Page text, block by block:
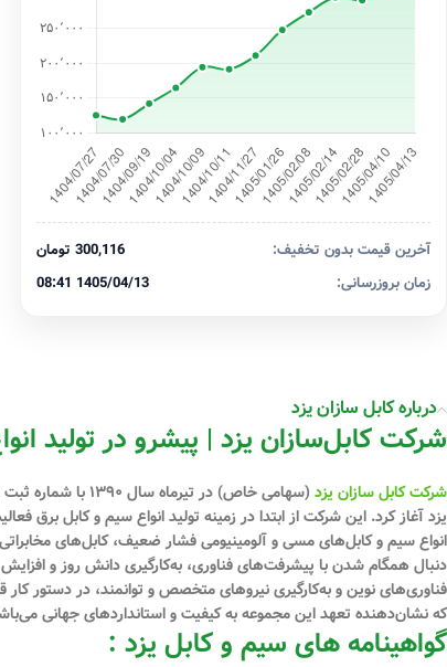
آخرین قیمت بدون تخفیف:
300,116 تومان
زمان بروزرسانی:
1405/04/13 08:41
درباره کابل سازان یزد
شرکت کابل‌سازان یزد | پیشرو در تولید
شرکت کابل سازان یزد
یزد آغاز کرد. این شرکت از ابتدا در زمینه تولید انواع سیم و کابل
دنبال همگام شدن با پیشرفت‌های فناوری، به‌کارگیری دانش روز و افزایش
فناوری‌های نوین و به‌کارگیری نیروهای متخصص و توانمند، در دستور
که نشان‌دهنده تعهد این مجموعه به کیفیت و استانداردهای جهانی
گواهینامه های سیم و کابل یزد :